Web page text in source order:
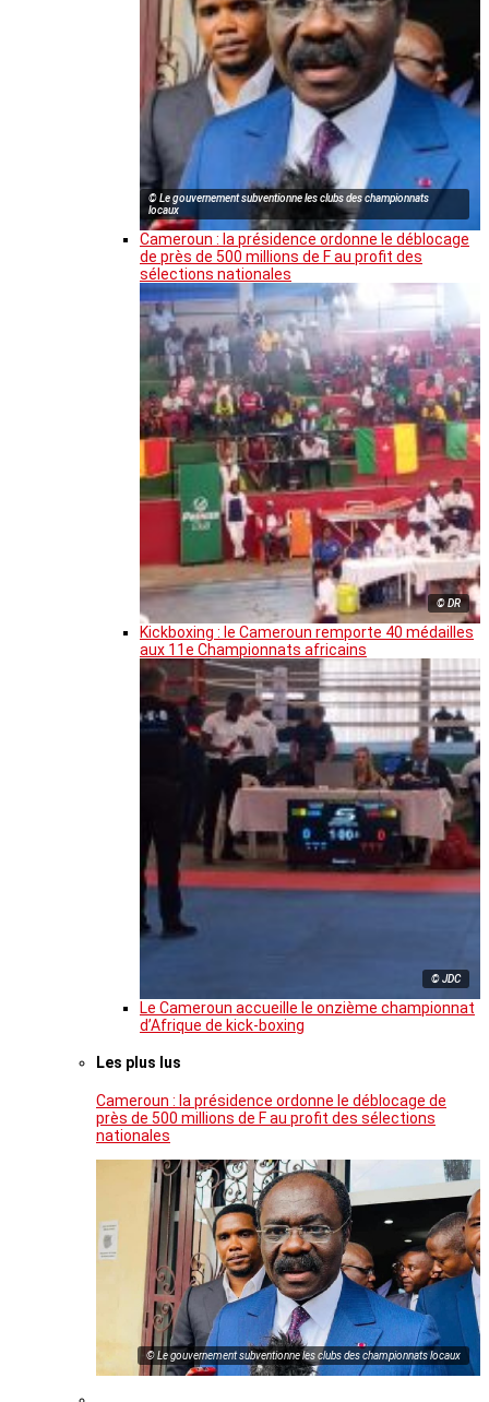
© Le gouvernement subventionne les clubs des championnats
locaux
Cameroun : la présidence ordonne le déblocage
de près de 500 millions de F au profit des
sélections nationales
© DR
Kickboxing : le Cameroun remporte 40 médailles
aux 11e Championnats africains
© JDC
Le Cameroun accueille le onzième championnat
d’Afrique de kick-boxing
Les plus lus
Cameroun : la présidence ordonne le déblocage de
près de 500 millions de F au profit des sélections
nationales
© Le gouvernement subventionne les clubs des championnats locaux